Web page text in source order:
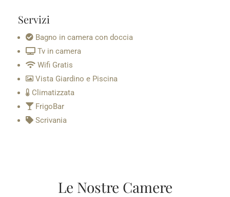
Servizi
Bagno in camera con doccia
Tv in camera
Wifi Gratis
Vista Giardino e Piscina
Climatizzata
FrigoBar
Scrivania
Le Nostre Camere